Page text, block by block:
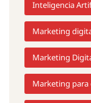
Inteligencia
Marketing
Marketing
Marketing para